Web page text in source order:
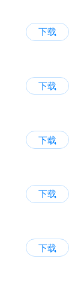
下载
下载
下载
下载
下载